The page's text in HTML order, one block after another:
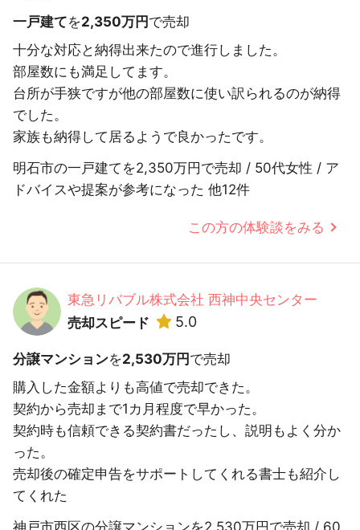
一戸建てを2,350万円で売却
十分な対応と納得出来たので進行しました。
部屋数にも満足してます。
台所が手狭ですが他の部屋数に使い訳られるのが納得
でした。
家族も納得して居るようで良かったです。
明石市の一戸建てを2,350万円で売却 / 50代女性 / ア
ドバイスや提案が参考になった 他12件
この方の体験談をみる
東急リバブル株式会社 西神中央センター
売却スピード
5.0
分譲マンションを2,530万円 で売却
購入した金額よりも高値で売却できた。
契約から売却まで1カ月程度で早かった。
契約時も信頼できる契約書だったし、説明もよく分か
った。
売却後の確定申告をサポートしてくれる書士も紹介し
てくれた